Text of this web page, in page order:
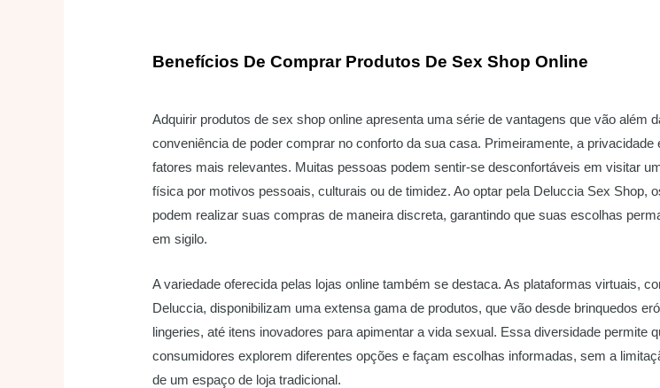
Benefícios De Comprar Produtos De Sex Shop Online
Adquirir produtos de sex shop online apresenta uma série de vantagens que vão além
conveniência de poder comprar no conforto da sua casa. Primeiramente, a privacidade
fatores mais relevantes. Muitas pessoas podem sentir-se desconfortáveis em visitar
física por motivos pessoais, culturais ou de timidez. Ao optar pela Deluccia Sex Shop,
podem realizar suas compras de maneira discreta, garantindo que suas escolhas
em sigilo.
A variedade oferecida pelas lojas online também se destaca. As plataformas virtuais,
Deluccia, disponibilizam uma extensa gama de produtos, que vão desde brinquedos
lingeries, até itens inovadores para apimentar a vida sexual. Essa diversidade permite
consumidores explorem diferentes opções e façam escolhas informadas, sem a
de um espaço de loja tradicional.